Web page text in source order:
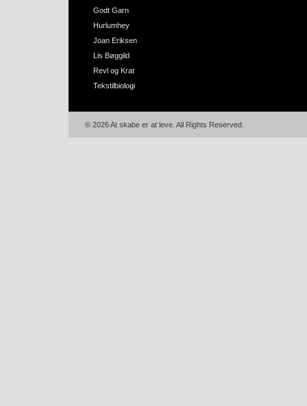
Godt Garn
Hurlumhey
Joan Eriksen
Lis Bøggild
Revl og Krat
Tekstilbiologi
© 2026 At skabe er at leve. All Rights Reserved.